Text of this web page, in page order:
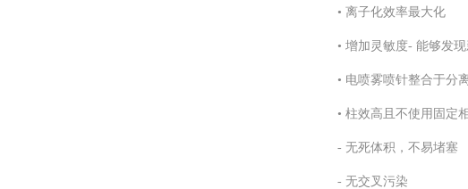
• 离子化效率最大化
• 增加灵敏度- 能够发
• 电喷雾喷针整合于分
• 柱效高且不使用固定
- 无死体积，不易堵塞
- 无交叉污染